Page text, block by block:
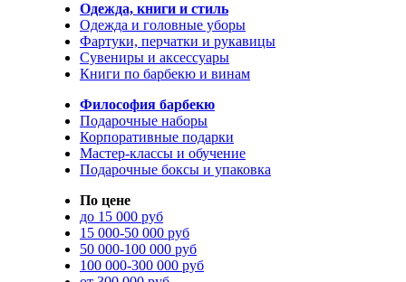
Одежда, книги и стиль
Одежда и головные уборы
Фартуки, перчатки и рукавицы
Сувениры и аксессуары
Книги по барбекю и винам
Философия барбекю
Подарочные наборы
Корпоративные подарки
Мастер-классы и обучение
Подарочные боксы и упаковка
По цене
до 15 000 руб
15 000-50 000 руб
50 000-100 000 руб
100 000-300 000 руб